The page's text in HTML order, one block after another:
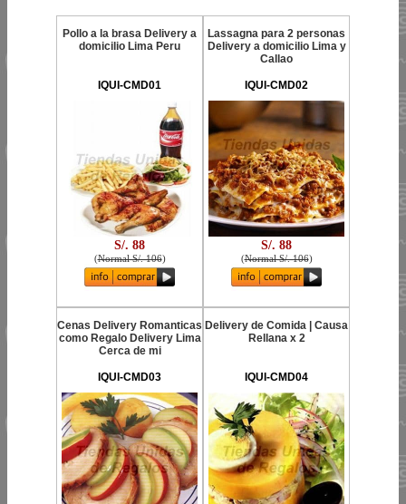
Pollo a la brasa Delivery a
domicilio Lima Peru
IQUI-CMD01
S/. 88
(Normal S/. 106)
Lassagna para 2 personas
Delivery a domicilio Lima y
Callao
IQUI-CMD02
S/. 88
(Normal S/. 106)
Cenas Delivery Romanticas
como Regalo Delivery Lima
Cerca de mi
IQUI-CMD03
Delivery de Comida | Causa
Rellana x 2
IQUI-CMD04